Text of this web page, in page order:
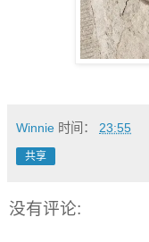
Winnie 时间： 23:55
共享
没有评论: